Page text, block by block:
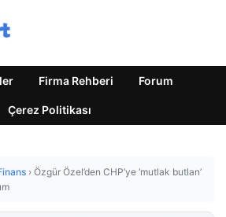
Firma Rehberi Forum
Çerez Politikası
› Özgür Özel’den CHP’ye ‘mutlak butlan’